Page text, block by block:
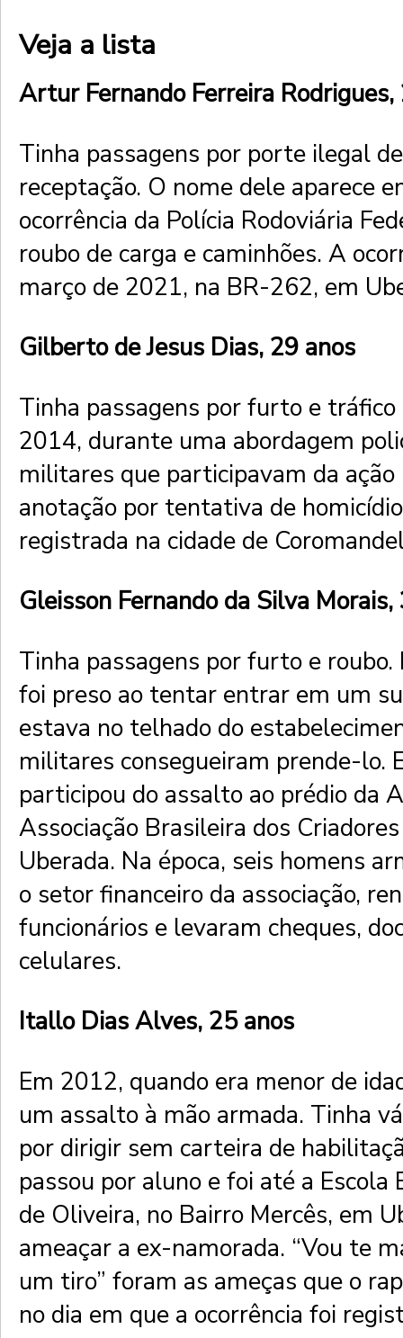
Veja a lista
Artur Fernando Ferreira Rodrigues,
Tinha passagens por porte ilegal
receptação. O nome dele aparece
ocorrência da Polícia Rodoviária
roubo de carga e caminhões. A
março de 2021, na BR-262, em
Gilberto de Jesus Dias, 29 anos
Tinha passagens por furto e tráfico
2014, durante uma abordagem
militares que participavam da
anotação por tentativa de
registrada na cidade de
Gleisson Fernando da Silva Morais,
Tinha passagens por furto e
foi preso ao tentar entrar em um
estava no telhado do
militares consegueiram prende-lo.
participou do assalto ao prédio da
Associação Brasileira dos
Uberada. Na época, seis homens
o setor financeiro da associação,
funcionários e levaram cheques,
celulares.
Itallo Dias Alves, 25 anos
Em 2012, quando era menor de
um assalto à mão armada. Tinha
por dirigir sem carteira de
passou por aluno e foi até a Escola
de Oliveira, no Bairro Mercês, em
ameaçar a ex-namorada. “Vou te
um tiro” foram as ameças que o
no dia em que a ocorrência foi